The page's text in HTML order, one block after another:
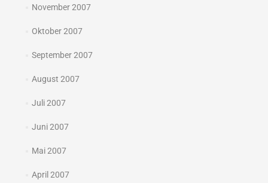
November 2007
Oktober 2007
September 2007
August 2007
Juli 2007
Juni 2007
Mai 2007
April 2007